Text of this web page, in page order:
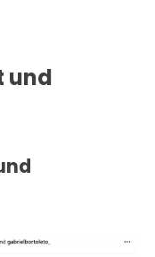
und